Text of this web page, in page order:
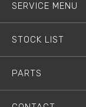
SERVICE MENU
STOCK LIST
PARTS